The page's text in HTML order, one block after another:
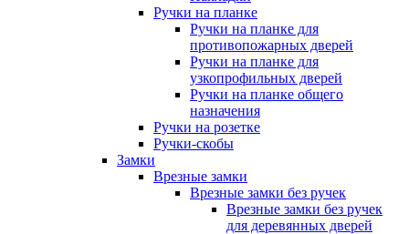
Ручки на планке
Ручки на планке для
противопожарных дверей
Ручки на планке для
узкопрофильных дверей
Ручки на планке общего
назначения
Ручки на розетке
Ручки-скобы
Замки
Врезные замки
Врезные замки без ручек
Врезные замки без ручек
для деревянных дверей